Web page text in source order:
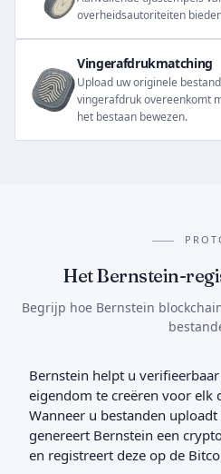
overheidsautoriteiten
Vingerafdrukmatching
Upload uw originele
vingerafdruk overeenkomt
het bestaan bewezen.
Het Bernstein-
Begrijp hoe Bernstein
Bernstein helpt u
eigendom te creëren voor elk
Wanneer u bestanden
genereert Bernstein een
en registreert deze op de